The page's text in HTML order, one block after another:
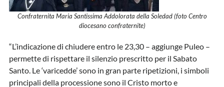
Confraternita Maria Santissima Addolorata della Soledad (foto Centro
diocesano confraternite)
“L’indicazione di chiudere entro le 23,30 – aggiunge Puleo –
permette di rispettare il silenzio prescritto per il Sabato
Santo. Le ‘varicedde’ sono in gran parte ripetizioni, i simboli
principali della processione sono il Cristo morto e